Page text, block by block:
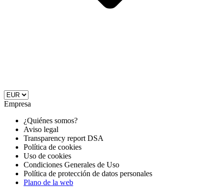
Empresa
¿Quiénes somos?
Aviso legal
Transparency report DSA
Política de cookies
Uso de cookies
Condiciones Generales de Uso
Política de protección de datos personales
Plano de la web